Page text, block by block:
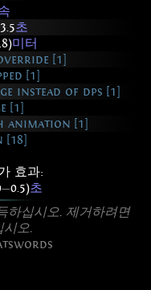
3.5초
미터
[1]
[1]
instead of dps [1]
[1]
animation [1]
효과:
—0.5)초
하십시오. 제거하려면
시오.